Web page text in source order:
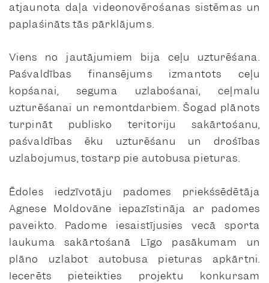
atjaunota daļa videonovērošanas sistēmas un
paplašināts tās pārklājums.
Viens no jautājumiem bija ceļu uzturēšana.
Pašvaldības finansējums izmantots ceļu
kopšanai, seguma uzlabošanai, ceļmalu
uzturēšanai un remontdarbiem. Šogad plānots
turpināt publisko teritoriju sakārtošanu,
pašvaldības ēku uzturēšanu un drošības
uzlabojumus, tostarp pie autobusa pieturas.
Ēdoles iedzīvotāju padomes priekšsēdētāja
Agnese Moldovāne iepazīstināja ar padomes
paveikto. Padome iesaistījusies vecā sporta
laukuma sakārtošanā Līgo pasākumam un
plāno uzlabot autobusa pieturas apkārtni.
Iecerēts pieteikties projektu konkursam